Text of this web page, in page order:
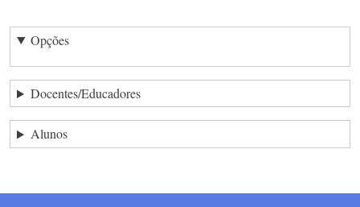
Opções
Docentes/Educadores
Alunos